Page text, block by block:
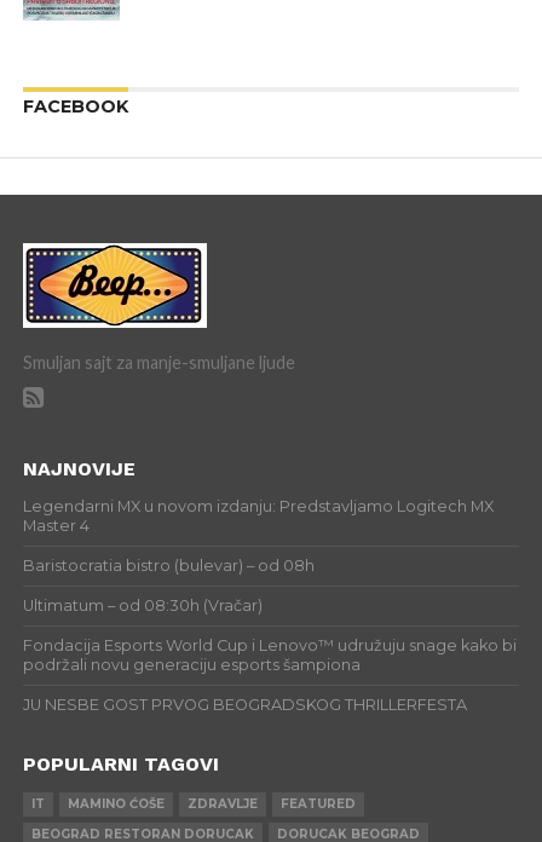
FACEBOOK
Smuljan sajt za manje-smuljane ljude
NAJNOVIJE
Legendarni MX u novom izdanju: Predstavljamo Logitech MX
Master 4
Baristocratia bistro (bulevar) – od 08h
Ultimatum – od 08:30h (Vračar)
Fondacija Esports World Cup i Lenovo™ udružuju snage kako bi
podržali novu generaciju esports šampiona
JU NESBE GOST PRVOG BEOGRADSKOG THRILLERFESTA
POPULARNI TAGOVI
IT MAMINO ĆOŠE ZDRAVLJE
FEATURED
BEOGRAD RESTORAN DORUCAK
DORUCAK BEOGRAD